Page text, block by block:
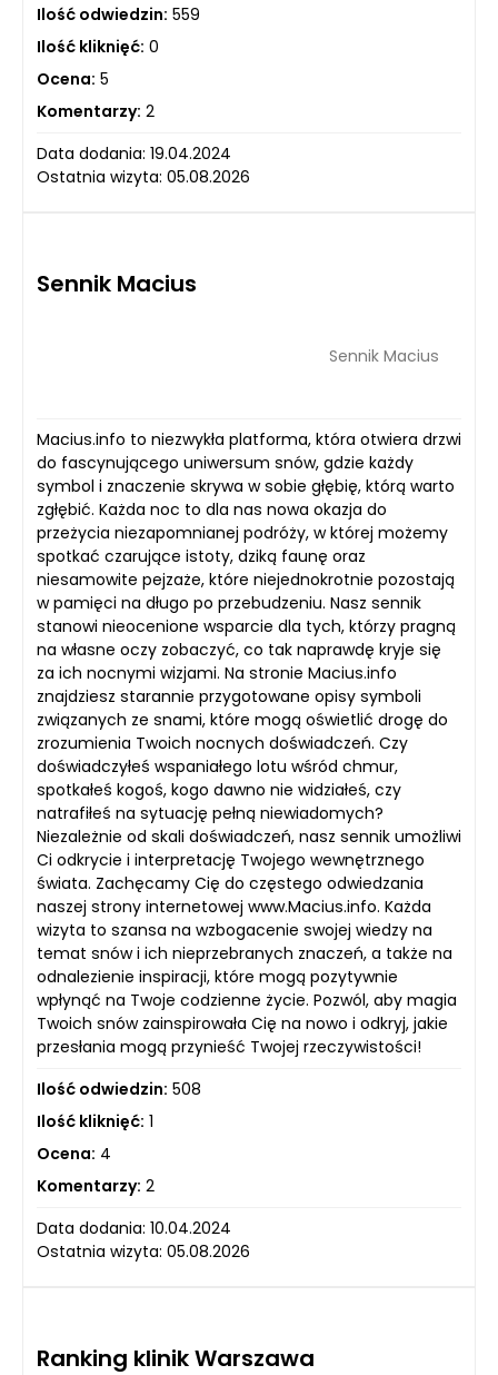
Ilość odwiedzin: 559
Ilość kliknięć: 0
Ocena: 5
Komentarzy: 2
Data dodania: 19.04.2024
Ostatnia wizyta: 05.08.2026
Sennik Macius
Sennik Macius
Macius.info to niezwykła platforma, która otwiera drzwi
do fascynującego uniwersum snów, gdzie każdy
symbol i znaczenie skrywa w sobie głębię, którą warto
zgłębić. Każda noc to dla nas nowa okazja do
przeżycia niezapomnianej podróży, w której możemy
spotkać czarujące istoty, dziką faunę oraz
niesamowite pejzaże, które niejednokrotnie pozostają
w pamięci na długo po przebudzeniu. Nasz sennik
stanowi nieocenione wsparcie dla tych, którzy pragną
na własne oczy zobaczyć, co tak naprawdę kryje się
za ich nocnymi wizjami. Na stronie Macius.info
znajdziesz starannie przygotowane opisy symboli
związanych ze snami, które mogą oświetlić drogę do
zrozumienia Twoich nocnych doświadczeń. Czy
doświadczyłeś wspaniałego lotu wśród chmur,
spotkałeś kogoś, kogo dawno nie widziałeś, czy
natrafiłeś na sytuację pełną niewiadomych?
Niezależnie od skali doświadczeń, nasz sennik umożliwi
Ci odkrycie i interpretację Twojego wewnętrznego
świata. Zachęcamy Cię do częstego odwiedzania
naszej strony internetowej www.Macius.info. Każda
wizyta to szansa na wzbogacenie swojej wiedzy na
temat snów i ich nieprzebranych znaczeń, a także na
odnalezienie inspiracji, które mogą pozytywnie
wpłynąć na Twoje codzienne życie. Pozwól, aby magia
Twoich snów zainspirowała Cię na nowo i odkryj, jakie
przesłania mogą przynieść Twojej rzeczywistości!
Ilość odwiedzin: 508
Ilość kliknięć: 1
Ocena: 4
Komentarzy: 2
Data dodania: 10.04.2024
Ostatnia wizyta: 05.08.2026
Ranking klinik Warszawa